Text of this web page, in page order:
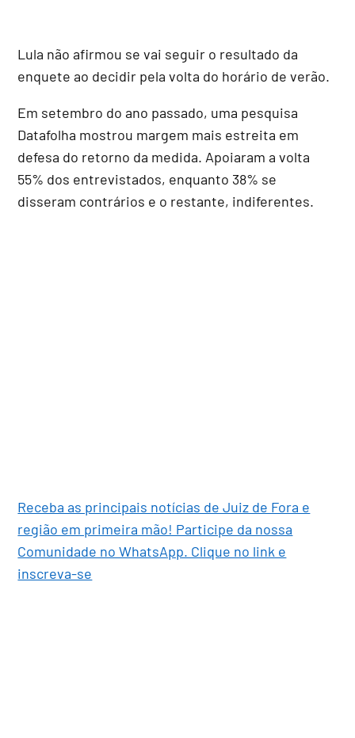
Lula não afirmou se vai seguir o resultado da
enquete ao decidir pela volta do horário de verão.
Em setembro do ano passado, uma pesquisa
Datafolha mostrou margem mais estreita em
defesa do retorno da medida. Apoiaram a volta
55% dos entrevistados, enquanto 38% se
disseram contrários e o restante, indiferentes.
Receba as principais notícias de Juiz de Fora e
região em primeira mão! Participe da nossa
Comunidade no WhatsApp. Clique no link e
inscreva-se